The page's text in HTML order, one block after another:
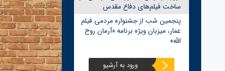
ساخت فیلم‌های دفاع مقدس
پنجمین شب از جشنواره مردمی فیلم
عمار، میزبان ویژه برنامه «آرمان روح
الله»
ورود به آرشیو